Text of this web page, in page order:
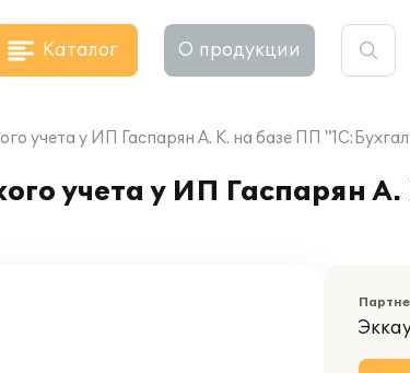
Каталог О продукции
учета у ИП Гаспарян А. К. на базе ПП
учета у ИП Гаспарян